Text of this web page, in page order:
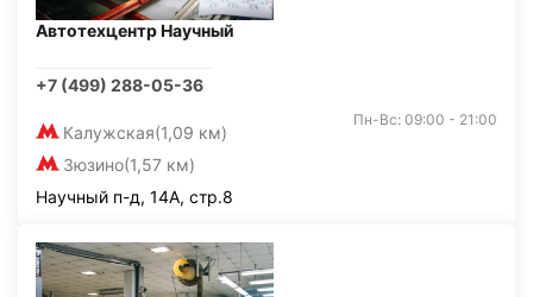
Автотехцентр Научный
+7 (499) 288-05-36
Калужская(1,09 км)
Зюзино(1,57 км)
Пн-Вс: 09:00 - 21:00
Научный п-д, 14А, стр.8